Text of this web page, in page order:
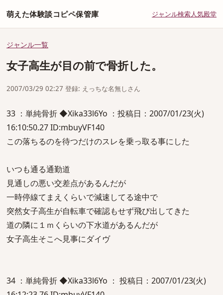
萌えた体験談コピペ保管庫 ジャンル検索人気殿堂
ジャンル一覧
女子高生が目の前で骨折した。
2007/03/29 02:27 登録: えっちな名無しさん
33 ：単純骨折 ◆Xika33l6Yo ：投稿日：2007/01/23(火)
16:10:50.27 ID:mbuyVF140
この落ちるのを待つだけのスレを乗っ取る事にした
いつも通る通勤道
見通しの悪い交差点があるんだが
一時停線てまえくらいで減速してる途中で
突然女子高生が自転車で確認もせず飛び出してきた
道の隣に１ｍくらいの下水道があるんだが
女子高生そこへ見事にダイヴ
34 ：単純骨折 ◆Xika33l6Yo ： 投稿日：2007/01/23(火)